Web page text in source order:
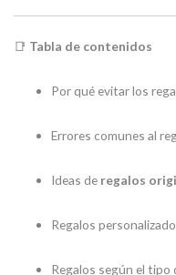
📑 Tabla de contenidos
Por qué evitar los
Errores comunes al
Ideas de regalos
Regalos
Regalos según el tipo